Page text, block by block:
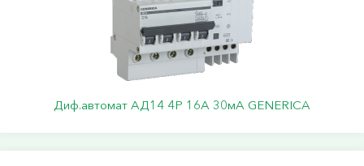
Диф.автомат АД14 4Р 16А 30мА GENERICA